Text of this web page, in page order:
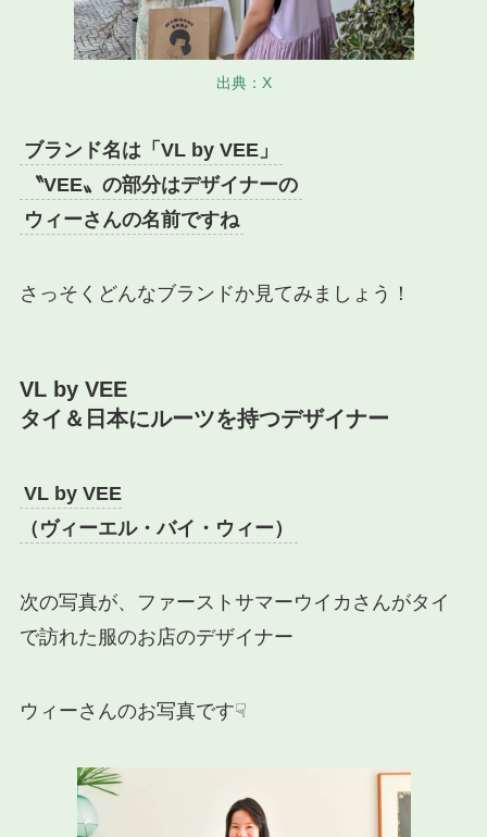
出典：X
ブランド名は「VL by VEE」
〝VEE〟の部分はデザイナーの
ウィーさんの名前ですね
さっそくどんなブランドか見てみましょう！
VL by VEE
タイ＆日本にルーツを持つデザイナー
VL by VEE
（ヴィーエル・バイ・ウィー）
次の写真が、ファーストサマーウイカさんがタイ
で訪れた服のお店のデザイナー
ウィーさんのお写真です☟